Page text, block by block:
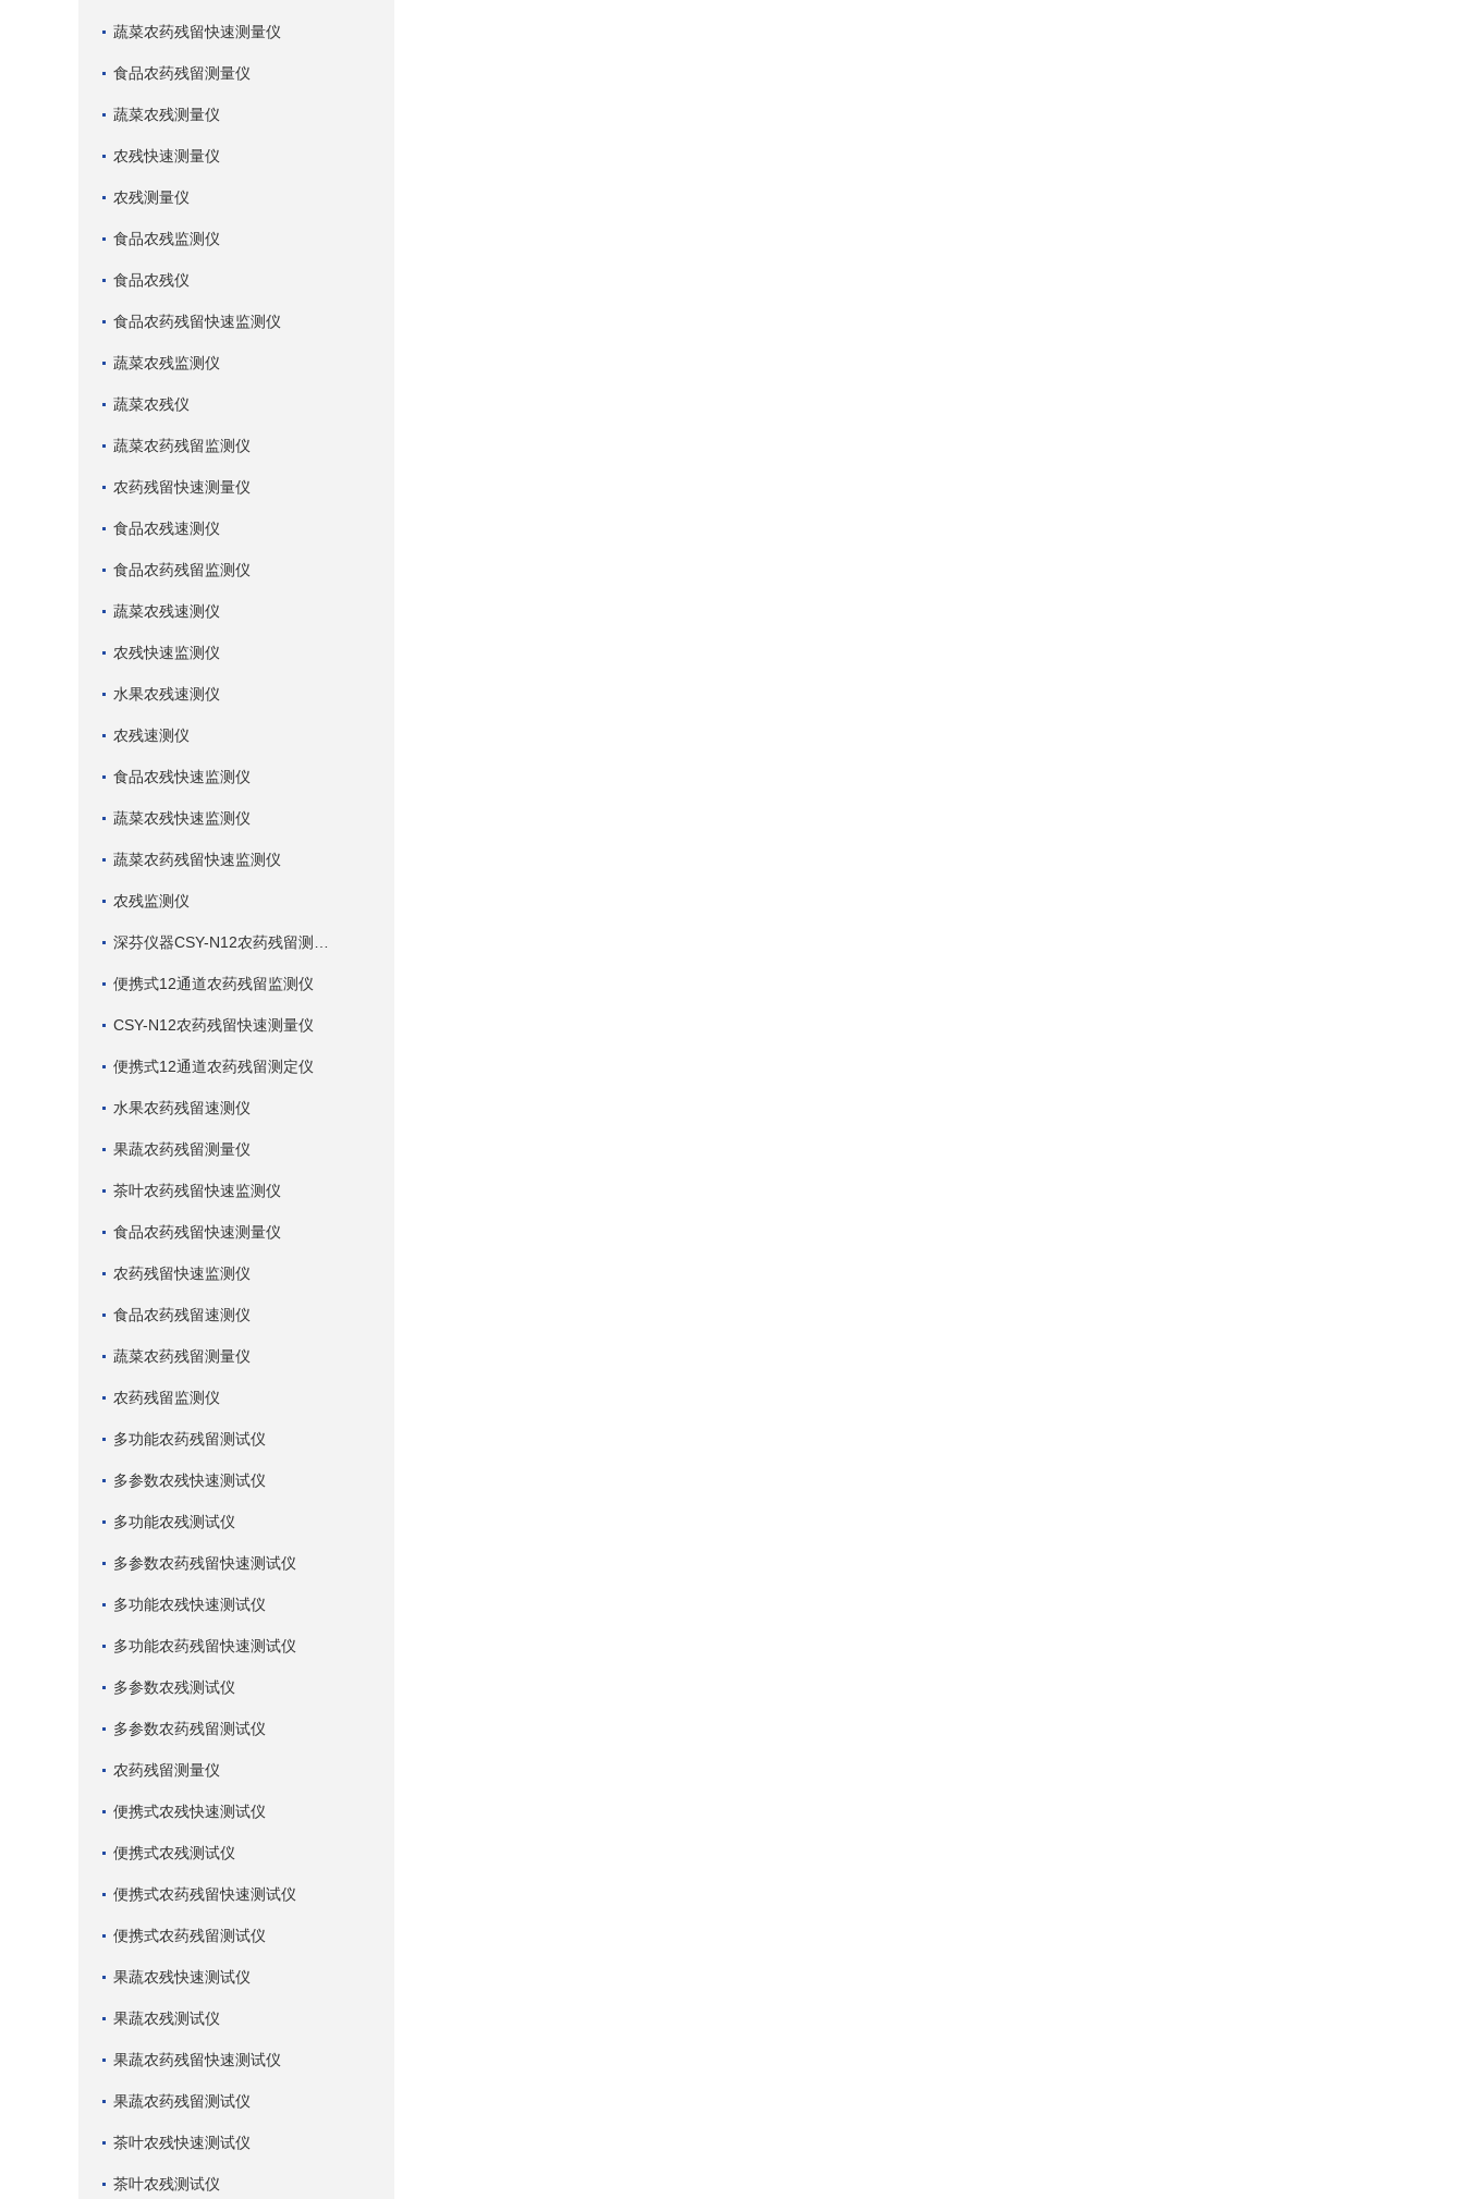
蔬菜农药残留快速测量仪
食品农药残留测量仪
蔬菜农残测量仪
农残快速测量仪
农残测量仪
食品农残监测仪
食品农残仪
食品农药残留快速监测仪
蔬菜农残监测仪
蔬菜农残仪
蔬菜农药残留监测仪
农药残留快速测量仪
食品农残速测仪
食品农药残留监测仪
蔬菜农残速测仪
农残快速监测仪
水果农残速测仪
农残速测仪
食品农残快速监测仪
蔬菜农残快速监测仪
蔬菜农药残留快速监测仪
农残监测仪
便携式12通道农药残留监测仪
CSY-N12农药残留快速测量仪
便携式12通道农药残留测定仪
水果农药残留速测仪
果蔬农药残留测量仪
茶叶农药残留快速监测仪
食品农药残留快速测量仪
农药残留快速监测仪
食品农药残留速测仪
蔬菜农药残留测量仪
农药残留监测仪
多功能农药残留测试仪
多参数农残快速测试仪
多功能农残测试仪
多参数农药残留快速测试仪
多功能农残快速测试仪
多功能农药残留快速测试仪
多参数农残测试仪
多参数农药残留测试仪
农药残留测量仪
便携式农残快速测试仪
便携式农残测试仪
便携式农药残留快速测试仪
便携式农药残留测试仪
果蔬农残快速测试仪
果蔬农残测试仪
果蔬农药残留快速测试仪
果蔬农药残留测试仪
茶叶农残快速测试仪
茶叶农残测试仪